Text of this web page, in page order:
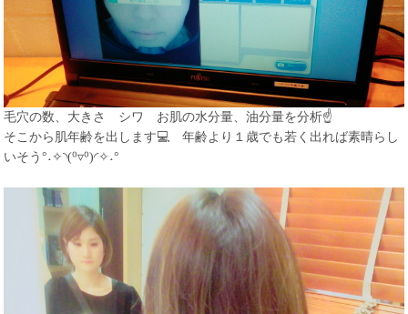
毛穴の数、大きさ シワ お肌の水分量、油分量を分析☝
そこから肌年齢を出します💻 年齢より１歳でも若く出れば素晴らし
いそう°˖✧◝(⁰▿⁰)◜✧˖°